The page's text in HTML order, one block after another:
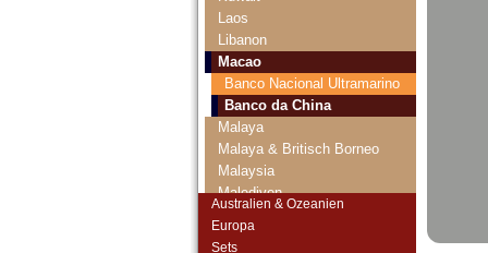
Laos
Libanon
Macao
Banco Nacional Ultramarino
Banco da China
Malaya
Malaya & Britisch Borneo
Malaysia
Malediven
Myanmar
Australien & Ozeanien
Europa
Sets